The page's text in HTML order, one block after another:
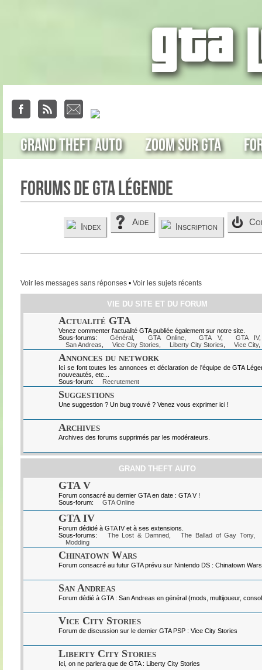
Grand Theft Auto Zoom sur GTA
Forums de GTA Légende
Index Aide Inscription
Voir les messages sans réponses• Voir les sujets récents
VIE DU SITE ET DU FORUM
Actualité GTA
Venez commenter l'actualité GTA publiée également sur notre site.
Sous-forums:
Général GTA Online, GTA V, GTA IV
San Andreas
Vice City Stories Liberty City Stories Vice City,
Annonces du network
Ici se font toutes les annonces et déclaration de l'équipe de GTA
nouveautés, etc...
Sous-forum:
Recrutement
Suggestions
Une suggestion ? Un bug trouvé ? Venez vous exprimer ici !
Archives
Archives des forums supprimés par les modérateurs.
GRAND THEFT AUTO
GTA V
Forum consacré au dernier GTA en date : GTA V !
Sous-forum:
GTA Online
GTA IV
Forum dédidé à GTA IV et à ses extensions.
Sous-forums:
The Lost & Damned, The Ballad of Gay Tony,
Modding
Chinatown Wars
Forum consacré au futur GTA prévu sur Nintendo DS : Chinatown Wars
San Andreas
Forum dédié à GTA : San Andreas en général (mods, multijoueur,
Vice City Stories
Forum de discussion sur le dernier GTA PSP : Vice City Stories
Liberty City Stories
Ici, on ne parlera que de GTA : Liberty City Stories